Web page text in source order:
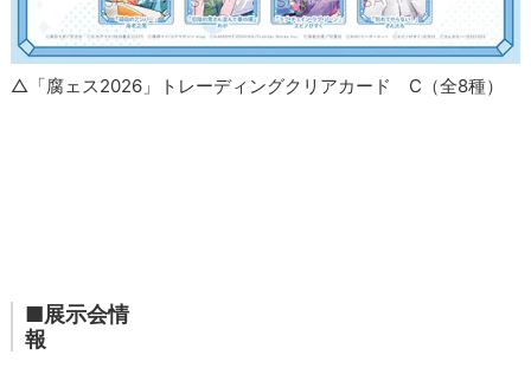
△「腐ェス2026」トレーディングクリアカード C（全8種）
■展示会情